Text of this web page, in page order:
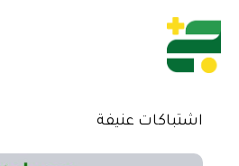
اشتباكات عنيفة